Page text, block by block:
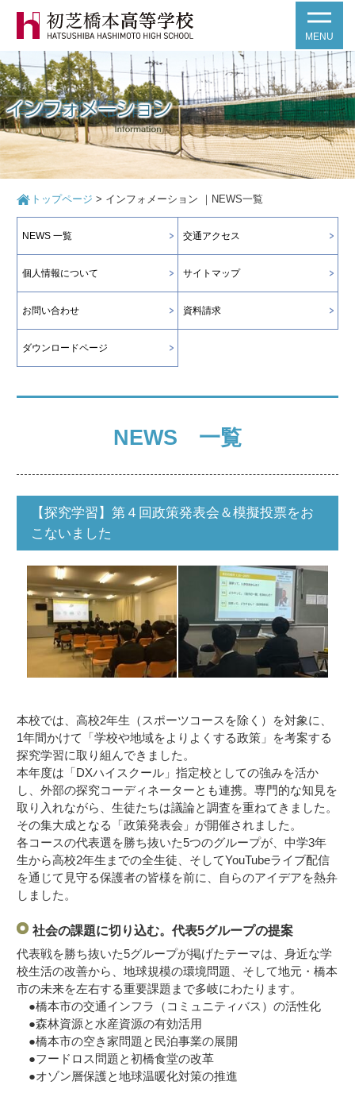
MENU
トップページ > インフォメーション ｜NEWS一覧
NEWS 一覧 交通アクセス
個人情報について サイトマップ
お問い合わせ 資料請求
ダウンロードページ
NEWS 一覧
【探究学習】第４回政策発表会＆模擬投票をお
こないました
本校では、高校2年生（スポーツコースを除く）を対象に、
1年間かけて「学校や地域をよりよくする政策」を考案する
探究学習に取り組んできました。
本年度は「DXハイスクール」指定校としての強みを活か
し、外部の探究コーディネーターとも連携。専門的な知見を
取り入れながら、生徒たちは議論と調査を重ねてきました。
その集大成となる「政策発表会」が開催されました。
各コースの代表選を勝ち抜いた5つのグループが、中学3年
生から高校2年生までの全生徒、そしてYouTubeライブ配信
を通じて見守る保護者の皆様を前に、自らのアイデアを熱弁
しました。
社会の課題に切り込む。代表5グループの提案
代表戦を勝ち抜いた5グループが掲げたテーマは、身近な学
校生活の改善から、地球規模の環境問題、そして地元・橋本
市の未来を左右する重要課題まで多岐にわたります。
●橋本市の交通インフラ（コミュニティバス）の活性化
●森林資源と水産資源の有効活用
●橋本市の空き家問題と民泊事業の展開
●フードロス問題と初橋食堂の改革
●オゾン層保護と地球温暖化対策の推進